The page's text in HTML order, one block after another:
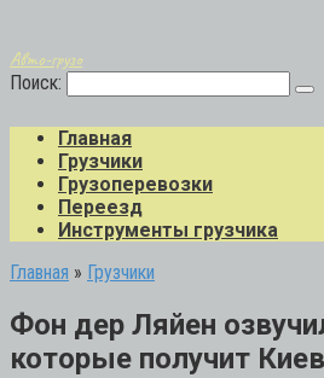
Авто-грузо
Поиск:
Главная
Грузчики
Грузоперевозки
Переезд
Инструменты грузчика
Главная » Грузчики
Фон дер Ляйен
которые получит